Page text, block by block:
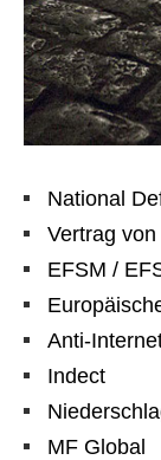
National
Vertrag
EFSM /
Anti-
Indect
MF Global